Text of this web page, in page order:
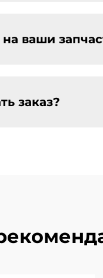
ваши
заказ?